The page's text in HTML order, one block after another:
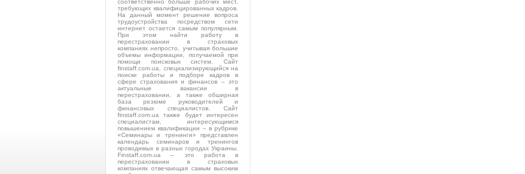
соответственно больше рабочих мест,
требующих квалифицированных кадров.
На данный момент решение вопроса
трудоустройства посредством сети
интернет остается самым популярным.
При этом найти работу в
перестраховании в страховых
компаниях непросто, учитывая большие
объемы информации, получаемой при
помощи поисковых систем. Сайт
finstaff.com.uа, специализирующийся на
поиске работы и подборе кадров в
сфере страхования и финансов – это
актуальные вакансии в
перестраховании, а также обширная
база резюме руководителей и
финансовых специалистов. Сайт
finstaff.com.uа также будет интересен
специалистам, интересующимся
повышением квалификации – в рубрике
«Семинары и тренинги» представлен
календарь семинаров и тренингов
проводимых в разных городах Украины.
Finstaff.com.uа – это работа в
перестраховании в страховых
компаниях отвечающая самым высоким